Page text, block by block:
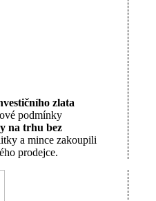
zlata
podmínky
na trhu bez
a mince zakoupili
prodejce.